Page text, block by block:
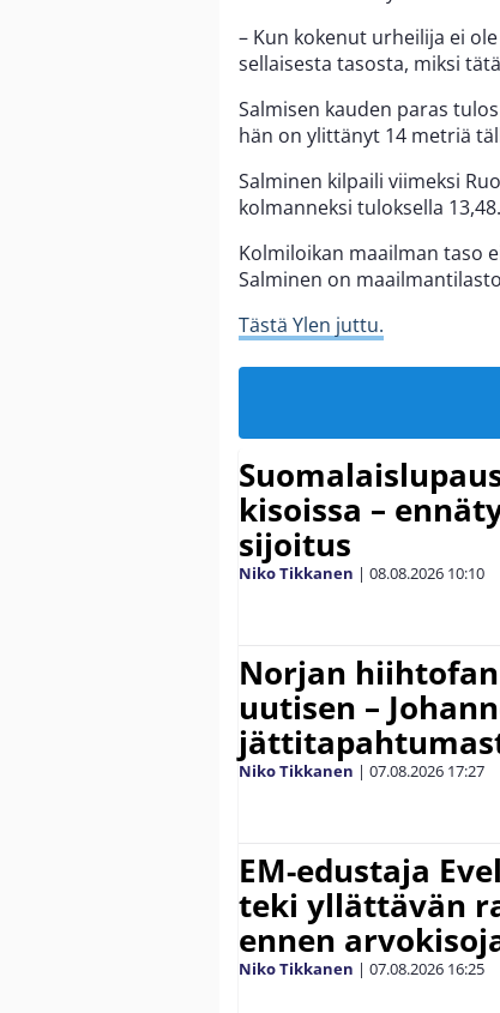
– Kun kokenut urheilija ei
sellaisesta tasosta, miksi
Salmisen kauden paras
hän on ylittänyt 14 metriä
Salminen kilpaili viimeksi
kolmanneksi tuloksella 13,48.
Kolmiloikan maailman taso
Salminen on
Tästä Ylen juttu.
kisoissa –
sijoitus
Niko Tikkanen | 08.08.2026 10:10
Norjan
uutisen –
Niko Tikkanen | 07.08.2026 17:27
EM-edustaja
teki yllättävän
ennen
Niko Tikkanen | 07.08.2026 16:25